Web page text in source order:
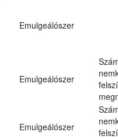
Emulgeálószer
Emulgeálószer
Emulgeálószer